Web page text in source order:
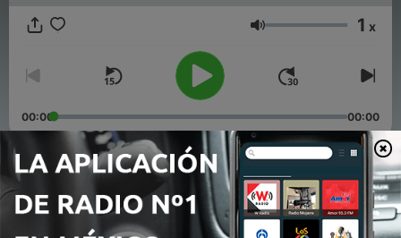
Volumen 1 x
00:00 00:00
Episodios
Novela: El Gato del Dalai Lama episodio 1/ Español